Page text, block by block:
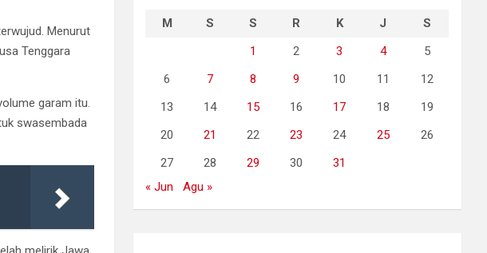
Menurut
Tenggara
garam itu.
swasembada
M S S R K J
S
1
2 3 4
5
6
7 8 9 10 11
12
13
14 15 16 17 18
19
20
21 22 23 24 25
26
27
28 29 30
31
« Jun
Agu »